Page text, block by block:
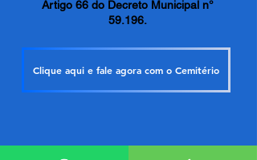
Artigo 66 do Decreto Municipal n°
59.196.
Clique aqui e fale agora com o Cemitério